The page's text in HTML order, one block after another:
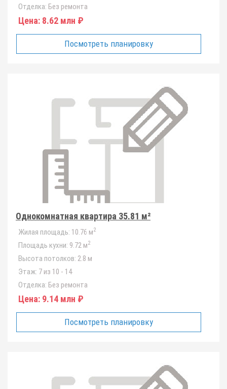
Отделка: Без ремонта
Цена: 8.62 млн ₽
Посмотреть планировку
Однокомнатная квартира 35.81 м²
Жилая площадь: 10.76 м2
Площадь кухни: 9.72 м2
Высота потолков: 2.8 м
Этаж: 7 из 10 - 14
Отделка: Без ремонта
Цена: 9.14 млн ₽
Посмотреть планировку